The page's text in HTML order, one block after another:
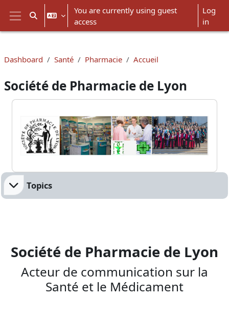
Skip to main content
Side panel
Toggle search input
You are currently using guest
access
Log
in
Dashboard Santé Pharmacie Accueil
Société de Pharmacie de Lyon
Blocks
Section outline
Topics
Société de Pharmacie de Lyon
Acteur de communication sur la
Santé et le Médicament